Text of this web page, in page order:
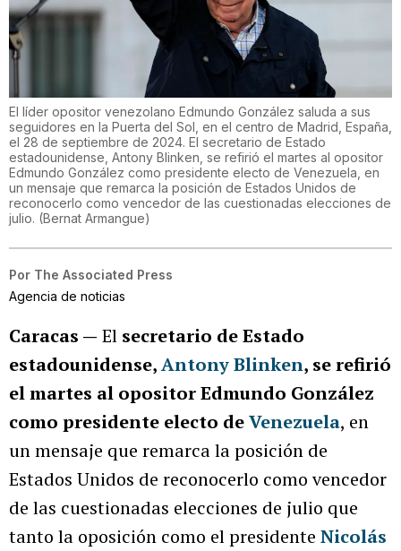
El líder opositor venezolano Edmundo González saluda a sus
seguidores en la Puerta del Sol, en el centro de Madrid, España,
el 28 de septiembre de 2024. El secretario de Estado
estadounidense, Antony Blinken, se refirió el martes al opositor
Edmundo González como presidente electo de Venezuela, en
un mensaje que remarca la posición de Estados Unidos de
reconocerlo como vencedor de las cuestionadas elecciones de
julio. (Bernat Armangue)
Por The Associated Press
Agencia de noticias
Caracas — El secretario de Estado
estadounidense,Antony Blinken, se refirió
el martes al opositor Edmundo González
como presidente electo deVenezuela, en
un mensaje que remarca la posición de
Estados Unidos de reconocerlo como vencedor
de las cuestionadas elecciones de julio que
tanto la oposición como el presidente Nicolás